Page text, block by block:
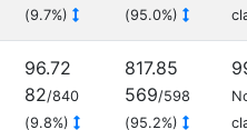
(9.7%)
(95.0%)
96.72
82/840
(9.8%)
817.85
569/598
(95.2%)